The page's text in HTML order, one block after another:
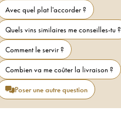
Avec quel plat l'accorder ?
Quels vins similaires me conseilles-tu ?
Comment le servir ?
Combien va me coûter la livraison ?
Poser une autre question